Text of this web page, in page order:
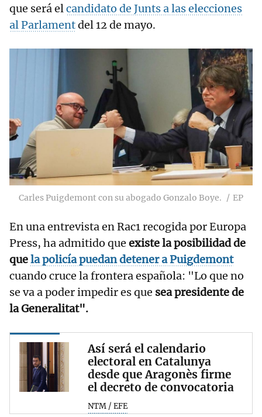
que será elcandidato de Junts a las elecciones
al Parlamentdel 12 de mayo.
Carles Puigdemont con su abogado Gonzalo Boye. EP
En una entrevista en Rac1 recogida por Europa
Press, ha admitido que existe la posibilidad de
quela policía puedan detener a Puigdemont
cuando cruce la frontera española: "Lo que no
se va a poder impedir es que sea presidente de
la Generalitat".
Así será el calendario
electoral en Catalunya
desde que Aragonès firme
el decreto de convocatoria
NTM / EFE